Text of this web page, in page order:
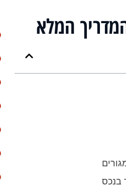
המלא
בנכס